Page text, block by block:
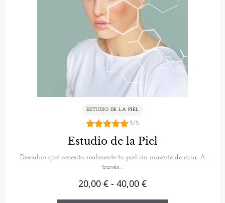
ESTUDIO DE LA PIEL
5.00
de 5
5/5
Estudio de la Piel
Descubre qué necesita realmente tu piel sin moverte de casa. A
través…
20,00 € - 40,00 €